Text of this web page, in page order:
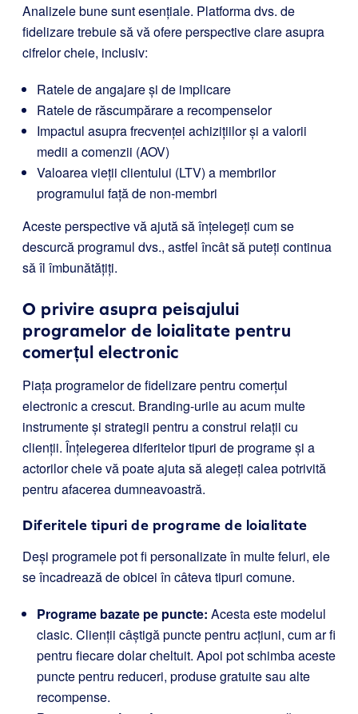
Analizele bune sunt esențiale. Platforma dvs. de
fidelizare trebuie să vă ofere perspective clare asupra
cifrelor cheie, inclusiv:
Ratele de angajare și de implicare
Ratele de răscumpărare a recompenselor
Impactul asupra frecvenței achizițiilor și a valorii
medii a comenzii (AOV)
Valoarea vieții clientului (LTV) a membrilor
programului față de non-membri
Aceste perspective vă ajută să înțelegeți cum se
descurcă programul dvs., astfel încât să puteți continua
să îl îmbunătățiți.
O privire asupra peisajului
programelor de loialitate pentru
comerțul electronic
Piața programelor de fidelizare pentru comerțul
electronic a crescut. Branding-urile au acum multe
instrumente și strategii pentru a construi relații cu
clienții. Înțelegerea diferitelor tipuri de programe și a
actorilor cheie vă poate ajuta să alegeți calea potrivită
pentru afacerea dumneavoastră.
Diferitele tipuri de programe de loialitate
Deși programele pot fi personalizate în multe feluri, ele
se încadrează de obicei în câteva tipuri comune.
Programe bazate pe puncte: Acesta este modelul
clasic. Clienții câștigă puncte pentru acțiuni, cum ar fi
pentru fiecare dolar cheltuit. Apoi pot schimba aceste
puncte pentru reduceri, produse gratuite sau alte
recompense.